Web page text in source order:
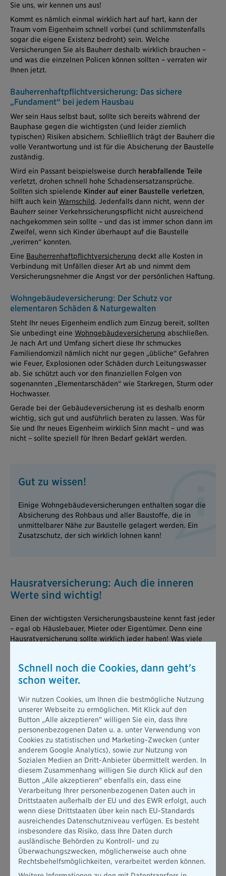
Sie uns, wir kennen uns aus!
Kommt es nämlich einmal wirklich hart auf hart, kann der
Traum vom Eigenheim schnell vorbei (und schlimmstenfalls
sogar die eigene Existenz bedroht) sein. Welche
Versicherungen Sie als Bauherr deshalb wirklich brauchen –
und was die einzelnen Policen können sollten – verraten wir
Ihnen jetzt.
Bauherrenhaftpflichtversicherung: Das sichere
„Fundament“ bei jedem Hausbau
Wer sein Haus selbst baut, sollte sich bereits während der
Bauphase gegen die wichtigsten (und leider ziemlich
typischen) Risiken absichern. Schließlich trägt der Bauherr die
volle Verantwortung und ist für die Absicherung der Baustelle
zuständig.
Wird ein Passant beispielsweise durch herabfallende Teile
verletzt, drohen schnell hohe Schadensersatzansprüche.
Sollten sich spielende Kinder auf einer Baustelle verletzen,
hilft auch kein Warnschild. Jedenfalls dann nicht, wenn der
Bauherr seiner Verkehrssicherungspflicht nicht ausreichend
nachgekommen sein sollte – und das ist immer schon dann im
Zweifel, wenn sich Kinder überhaupt auf die Baustelle
„verirren“ konnten.
Eine Bauherrenhaftpflichtversicherung deckt alle Kosten in
Verbindung mit Unfällen dieser Art ab und nimmt dem
Versicherungsnehmer die Angst vor der persönlichen Haftung.
Wohngebäudeversicherung: Der Schutz vor
elementaren Schäden & Naturgewalten
Steht Ihr neues Eigenheim endlich zum Einzug bereit, sollten
Sie unbedingt eine Wohngebäudeversicherung abschließen.
Je nach Art und Umfang sichert diese Ihr schmuckes
Familiendomizil nämlich nicht nur gegen „übliche“ Gefahren
wie Feuer, Explosionen oder Schäden durch Leitungswasser
ab. Sie schützt auch vor den finanziellen Folgen von
sogenannten „Elementarschäden“ wie Starkregen, Sturm oder
Hochwasser.
Gerade bei der Gebäudeversicherung ist es deshalb enorm
wichtig, sich gut und ausführlich beraten zu lassen. Was für
Sie und Ihr neues Eigenheim wirklich Sinn macht – und was
nicht – sollte speziell für Ihren Bedarf geklärt werden.
Gut zu wissen!
Einige Wohngebäudeversicherungen enthalten sogar die
Absicherung des Rohbaus und aller Baustoffe, die in
unmittelbarer Nähe zur Baustelle gelagert werden. Ein
Zusatzschutz, der sich wirklich lohnen kann!
Hausratversicherung: Auch die inneren
Werte sind wichtig!
Einen der wichtigsten Versicherungsbausteine kennt fast jeder
– egal ob Häuslebauer, Mieter oder Eigentümer. Denn eine
Hausratversicherung sollte wirklich jeder haben! Was viele
Wohngebäudeversicherung fließend:
Liegt beispielsweise ein
werden sämtliche resultierende Schädenam Baudurch die
Wohngebäudeversicherung abgedeckt.
Sind jedoch auchMöbel und Einrichtungsgegenstände
betroffen und müssen ersetzt werden, wird das
ausschließlich von der Hausratversicherung übernommen.
Kurz gesagt: Um sicher zu gehen, dass im Schadensfall
sämtliche Kosten gedeckt sind, sollten Sie als Häuslebauer auf
keine der beiden Versicherungen verzichten. Wirklich.
Niemals.
Bei vielen Hausratversicherungen sind die zuvor erwähnten
Elementarschäden am Mobiliar übrigens nur in einem
Zusatzmodul abgedeckt. Wer also auch im Falle einer
Überschwemmung abgesichert sein möchte, sollte einen
genauen Blick ins Kleingedruckte riskieren – und
gegebenenfalls nachversichern.
Schnell noch die Cookies, dann geht's
schon weiter.
Wir nutzen Cookies, um Ihnen die bestmögliche Nutzung
unserer Webseite zu ermöglichen. Mit Klick auf den
Button „Alle akzeptieren" willigen Sie ein, dass Ihre
personenbezogenen Daten u. a. unter Verwendung von
Cookies zu statistischen und Marketing-Zwecken (unter
anderem Google Analytics), sowie zur Nutzung von
Sozialen Medien an Dritt-Anbieter übermittelt werden. In
diesem Zusammenhang willigen Sie durch Klick auf den
Button „Alle akzeptieren" ebenfalls ein, dass eine
Verarbeitung Ihrer personenbezogenen Daten auch in
Drittstaaten außerhalb der EU und des EWR erfolgt, auch
wenn diese Drittstaaten über kein nach EU-Standards
ausreichendes Datenschutzniveau verfügen. Es besteht
insbesondere das Risiko, dass Ihre Daten durch
ausländische Behörden zu Kontroll- und zu
Überwachungszwecken, möglicherweise auch ohne
Rechtsbehelfsmöglichkeiten, verarbeitet werden können.